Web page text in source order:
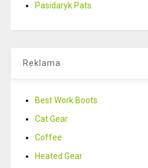
Pasidaryk Pats
Reklama
Best Work Boots
Cat Gear
Coffee
Heated Gear